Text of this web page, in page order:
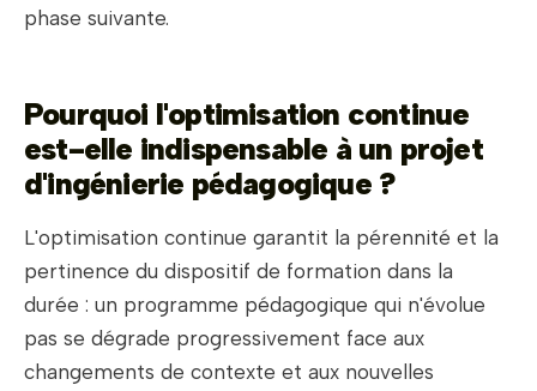
phase suivante.
Pourquoi l'optimisation continue
est-elle indispensable à un projet
d'ingénierie pédagogique ?
L'optimisation continue garantit la pérennité et la
pertinence du dispositif de formation dans la
durée : un programme pédagogique qui n'évolue
pas se dégrade progressivement face aux
changements de contexte et aux nouvelles